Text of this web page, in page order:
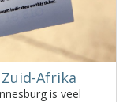
Afrika
is veel